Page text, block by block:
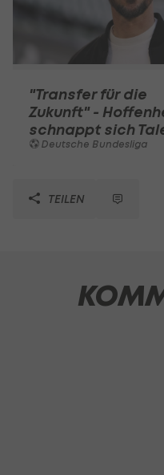
"Transfer für die
Zukunft" -
schnappt sich
Deutsche Bundesliga
TEILEN